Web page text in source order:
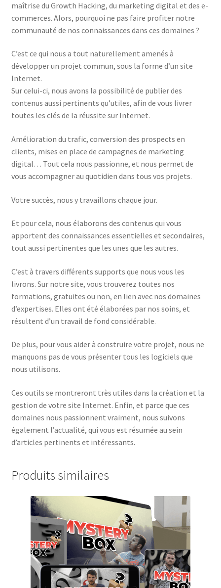
maîtrise du Growth Hacking, du marketing digital et des e-
commerces. Alors, pourquoi ne pas faire profiter notre
communauté de nos connaissances dans ces domaines ?
C’est ce qui nous a tout naturellement amenés à
développer un projet commun, sous la forme d’un site
Internet.
Sur celui-ci, nous avons la possibilité de publier des
contenus aussi pertinents qu’utiles, afin de vous livrer
toutes les clés de la réussite sur Internet.
Amélioration du trafic, conversion des prospects en
clients, mises en place de campagnes de marketing
digital… Tout cela nous passionne, et nous permet de
vous accompagner au quotidien dans tous vos projets.
Votre succès, nous y travaillons chaque jour.
Et pour cela, nous élaborons des contenus qui vous
apportent des connaissances essentielles et secondaires,
tout aussi pertinentes que les unes que les autres.
C’est à travers différents supports que nous vous les
livrons. Sur notre site, vous trouverez toutes nos
formations, gratuites ou non, en lien avec nos domaines
d’expertises. Elles ont été élaborées par nos soins, et
résultent d’un travail de fond considérable.
De plus, pour vous aider à construire votre projet, nous ne
manquons pas de vous présenter tous les logiciels que
nous utilisons.
Ces outils se montreront très utiles dans la création et la
gestion de votre site Internet. Enfin, et parce que ces
domaines nous passionnent vraiment, nous suivons
également l’actualité, qui vous est résumée au sein
d’articles pertinents et intéressants.
Produits similaires